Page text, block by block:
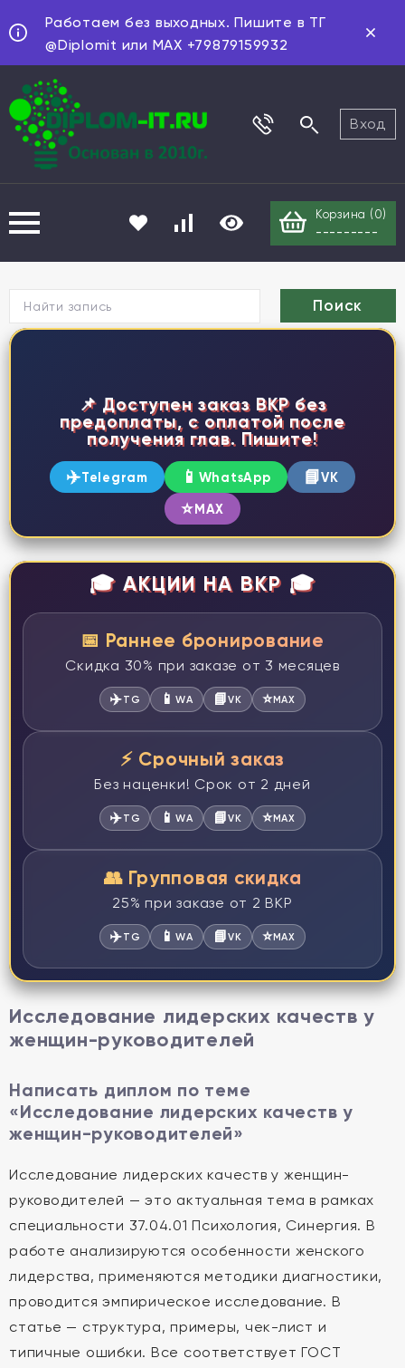
Работаем без выходных. Пишите в ТГ
@Diplomit или MAX +79879159932
Вход
Корзина ( 0)
---------
📌 Доступен заказ ВКР без
предоплаты, с оплатой после
получения глав. Пишите!
✈️Telegram 📱 WhatsApp 📘VK
⭐MAX
🎓 АКЦИИ НА ВКР 🎓
📅 Раннее бронирование
Скидка 30% при заказе от 3 месяцев
✈️TG 📱WA 📘VK ⭐MAX
⚡ Срочный заказ
Без наценки! Срок от 2 дней
✈️TG 📱WA 📘VK ⭐MAX
👥 Групповая скидка
25% при заказе от 2 ВКР
✈️TG 📱WA 📘VK ⭐MAX
Исследование лидерских качеств у
женщин-руководителей
Написать диплом по теме
«Исследование лидерских качеств у
женщин-руководителей»
Исследование лидерских качеств у женщин-
руководителей — это актуальная тема в рамках
специальности 37.04.01 Психология, Синергия. В
работе анализируются особенности женского
лидерства, применяются методики диагностики,
проводится эмпирическое исследование. В
статье — структура, примеры, чек-лист и
типичные ошибки. Все соответствует ГОСТ